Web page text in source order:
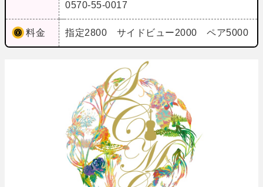
0570-55-0017
料金 指定2800 サイドビュー2000 ペア5000